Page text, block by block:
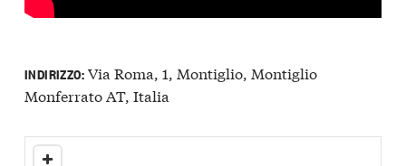
INDIRIZZO:Via Roma, 1, Montiglio, Montiglio
Monferrato AT, Italia